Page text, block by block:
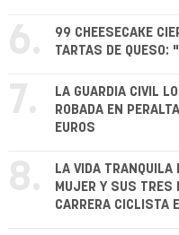
6.
99 CHEESECAKE
TARTAS DE QUESO:
7.
LA GUARDIA CIVIL
ROBADA EN
EUROS
8.
LA VIDA TRANQUILA
MUJER Y SUS TRES
CARRERA CICLISTA